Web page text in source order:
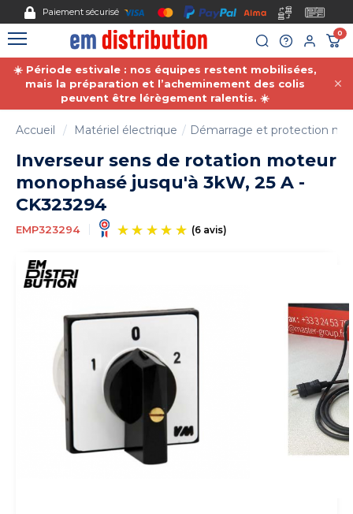
Nous acceptons le
0
☀️ Période estivale : nos équipes restent mobilisées,
mais la préparation et l’acheminement des colis
peuvent être lérègement ralentis. ☀️
Accueil Matériel électrique Démarrage et protection
Inverseur sens de rotation moteur
monophasé jusqu'à 3kW, 25 A -
CK323294
EMP323294
Gestion des cookies